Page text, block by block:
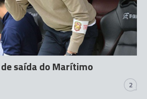
saída do Marítimo
2